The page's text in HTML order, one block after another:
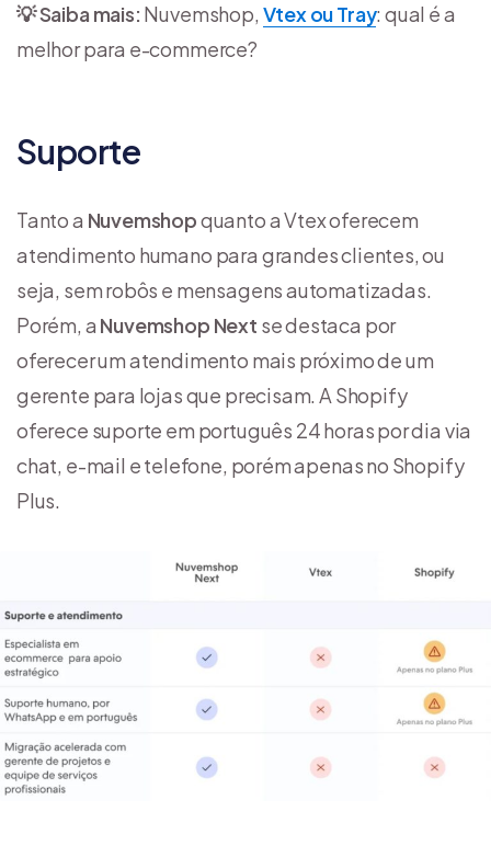
💡 Saiba mais: Nuvemshop, Vtex ou Tray: qual é a
melhor para e-commerce?
Suporte
Tanto a Nuvemshopquanto a Vtex oferecem
atendimento humano para grandes clientes, ou
seja, sem robôs e mensagens automatizadas.
Porém, a Nuvemshop Next se destaca por
oferecer um atendimento mais próximo de um
gerente para lojas que precisam. A Shopify
oferece suporte em português 24 horas por dia via
chat, e-mail e telefone, porém apenas no Shopify
Plus.